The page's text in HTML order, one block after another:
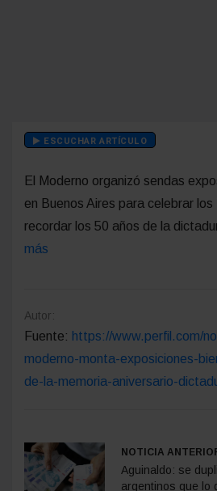
ESCUCHAR ARTÍCULO
El Moderno organizó sendas
en Buenos Aires para celebrar
recordar los 50 años de la
más
Autor:
Fuente: https://www.perfil.com/
moderno-monta-exposiciones-
de-la-memoria-aniversario-
NOTICIA
Aguinaldo: se
argentinos que lo